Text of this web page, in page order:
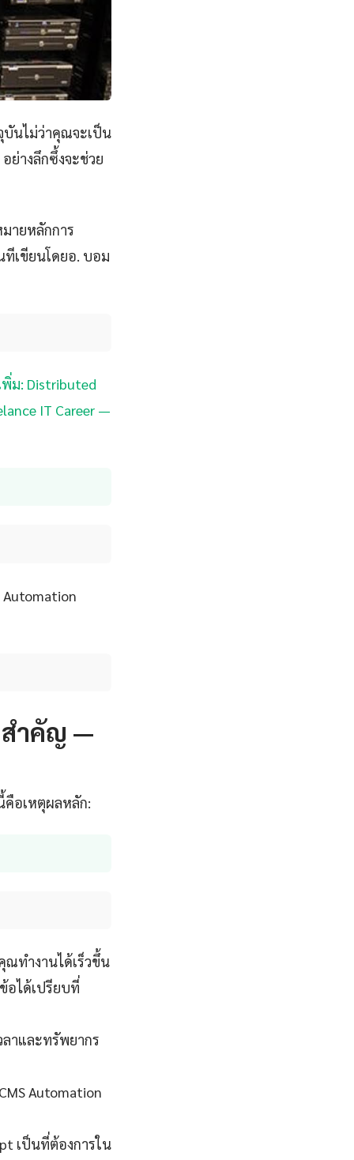
บันไม่ว่าคุณจะเป็น
ย่างลึกซึ้งจะช่วย
ายหลักการ
เขียนโดยอ. บอม
ม: Distributed
IT Career —
Automation
สำคัญ —
คือเหตุผลหลัก:
ณทำงานได้เร็วขึ้น
ได้เปรียบที่
ลาและทรัพยากร
Automation
เป็นที่ต้องการใน